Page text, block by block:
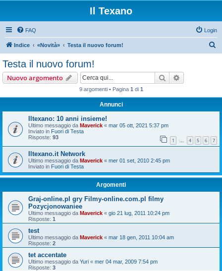
Il Texano
FAQ Login
Indice «Novità» Testa il nuovo forum!
Testa il nuovo forum!
Nuovo argomento Cerca
9 argomenti • Pagina 1 di 1
Annunci
Iltexano: 10 anni insieme!
Ultimo messaggio da Maverick « mar 05 ott, 2021 5:37 pm
Inviato in Fuori di Testa
Risposte: 93 1 … 4 5 6 7
Iltexano.it Network
Ultimo messaggio da Maverick « mer 01 set, 2010 2:45 pm
Inviato in Fuori di Testa
Argomenti
Graj-online.pl gry Filmy-online.com.pl filmy
Pozycjonowaniee
Ultimo messaggio da Maverick « gio 21 lug, 2011 10:24 pm
Risposte: 1
test
Ultimo messaggio da Maverick « mar 18 gen, 2011 10:04 am
Risposte: 2
tet accentate
Ultimo messaggio da Yuri « mer 04 mar, 2009 7:54 pm
Risposte: 3